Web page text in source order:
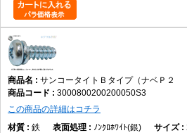
サンコータイトＢタイプ（ナベＰ２
3000800200200050S3
この商品の詳細はコチラ
鉄
ﾉﾝｸﾛﾎﾜｲﾄ(銀)